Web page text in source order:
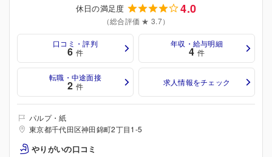
休日の満足度 4.0
（総合評価 ★ 3.7）
口コミ・評判
6 件
年収・給与明細
4 件
転職・中途面接
2 件 求人情報をチェック
パルプ・紙
東京都千代田区神田錦町2丁目1-5
やりがいの口コミ